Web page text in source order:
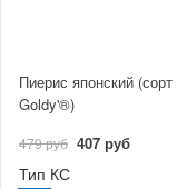
Пиерис японский
Goldy'®)
479 руб 407 руб
Тип КС